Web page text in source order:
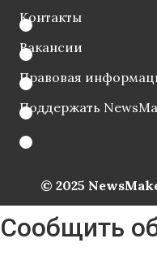
Контакты
Вакансии
Правовая
Поддержать
© 2025
Сообщить